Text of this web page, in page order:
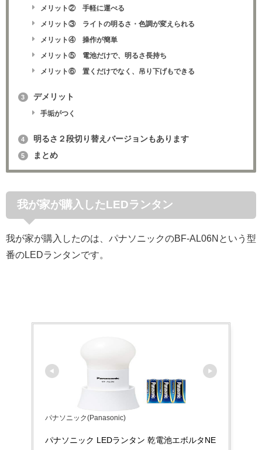
メリット② 手軽に運べる
メリット③ ライトの明るさ・色調が変えられる
メリット④ 操作が簡単
メリット⑤ 電池だけで、明るさ長持ち
メリット⑥ 置くだけでなく、吊り下げもできる
3 デメリット
手垢がつく
4 明るさ２段切り替えバージョンもあります
5 まとめ
我が家が購入したLEDランタン
我が家が購入したのは、パナソニックのBF-AL06Nという型
番のLEDランタンです。
パナソニック(Panasonic)
パナソニック LEDランタン 乾電池エボルタNE